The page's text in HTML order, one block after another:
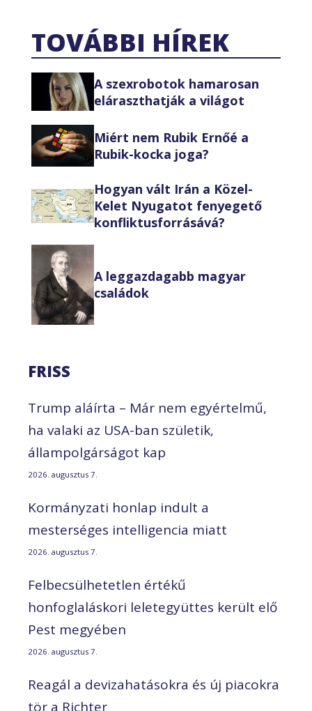
TOVÁBBI HÍREK
A szexrobotok hamarosan
eláraszthatják a világot
Miért nem Rubik Ernőé a
Rubik-kocka joga?
Hogyan vált Irán a Közel-
Kelet Nyugatot fenyegető
konfliktusforrásává?
A leggazdagabb magyar
családok
FRISS
Trump aláírta – Már nem egyértelmű,
ha valaki az USA-ban születik,
állampolgárságot kap
2026. augusztus 7.
Kormányzati honlap indult a
mesterséges intelligencia miatt
2026. augusztus 7.
Felbecsülhetetlen értékű
honfoglaláskori leletegyüttes került elő
Pest megyében
2026. augusztus 7.
Reagál a devizahatásokra és új piacokra
tör a Richter